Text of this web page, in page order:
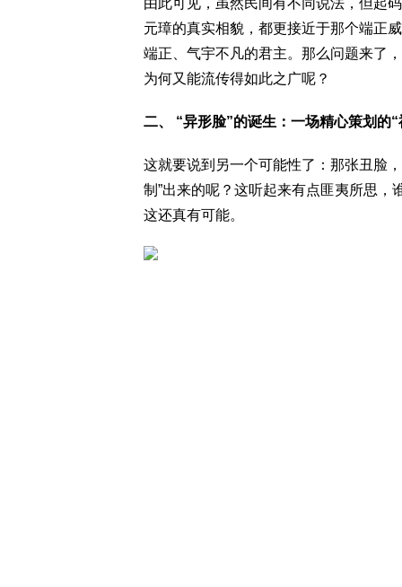
由此可见，虽然民间有不同说法，但起
元璋的真实相貌，都更接近于那个端正
端正、气宇不凡的君主。那么问题来了
为何又能流传得如此之广呢？
二、 “异形脸”的诞生：一场精心策划的
这就要说到另一个可能性了：那张丑脸
制”出来的呢？这听起来有点匪夷所思
这还真有可能。